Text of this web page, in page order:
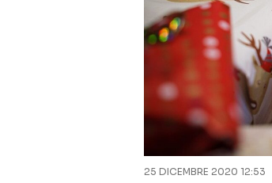
25 DICEMBRE 2020 12:53